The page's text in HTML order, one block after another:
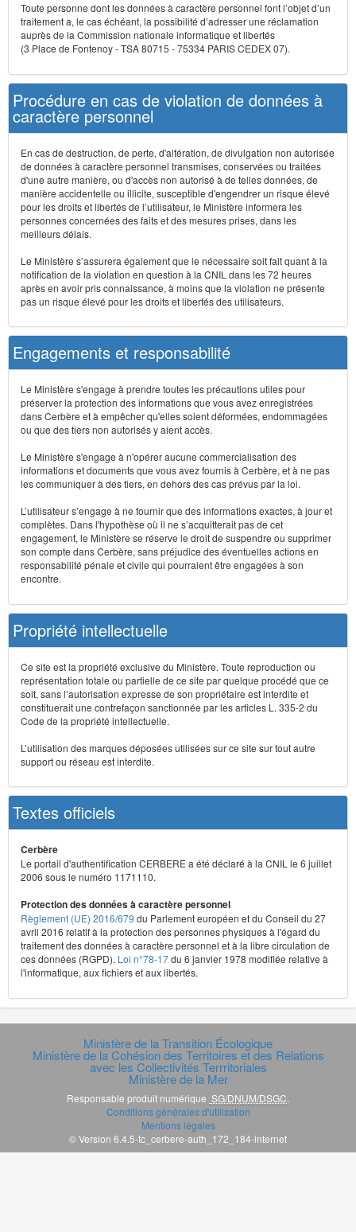
Toute personne dont les données à caractère personnel font l’objet d’un
traitement a, le cas échéant, la possibilité d’adresser une réclamation
auprès de la Commission nationale informatique et libertés
(3 Place de Fontenoy - TSA 80715 - 75334 PARIS CEDEX 07).
Procédure en cas de violation de données à
caractère personnel
En cas de destruction, de perte, d'altération, de divulgation non autorisée
de données à caractère personnel transmises, conservées ou traitées
d'une autre manière, ou d'accès non autorisé à de telles données, de
manière accidentelle ou illicite, susceptible d'engendrer un risque élevé
pour les droits et libertés de l’utilisateur, le Ministère informera les
personnes concernées des faits et des mesures prises, dans les
meilleurs délais.
Le Ministère s’assurera également que le nécessaire soit fait quant à la
notification de la violation en question à la CNIL dans les 72 heures
après en avoir pris connaissance, à moins que la violation ne présente
pas un risque élevé pour les droits et libertés des utilisateurs.
Engagements et responsabilité
Le Ministère s'engage à prendre toutes les précautions utiles pour
préserver la protection des informations que vous avez enregistrées
dans Cerbère et à empêcher qu'elles soient déformées, endommagées
ou que des tiers non autorisés y aient accès.
Le Ministère s'engage à n'opérer aucune commercialisation des
informations et documents que vous avez fournis à Cerbère, et à ne pas
les communiquer à des tiers, en dehors des cas prévus par la loi.
L’utilisateur s’engage à ne fournir que des informations exactes, à jour et
complètes. Dans l'hypothèse où il ne s’acquitterait pas de cet
engagement, le Ministère se réserve le droit de suspendre ou supprimer
son compte dans Cerbère, sans préjudice des éventuelles actions en
responsabilité pénale et civile qui pourraient être engagées à son
encontre.
Propriété intellectuelle
Ce site est la propriété exclusive du Ministère. Toute reproduction ou
représentation totale ou partielle de ce site par quelque procédé que ce
soit, sans l’autorisation expresse de son propriétaire est interdite et
constituerait une contrefaçon sanctionnée par les articles L. 335-2 du
Code de la propriété intellectuelle.
L’utilisation des marques déposées utilisées sur ce site sur tout autre
support ou réseau est interdite.
Textes officiels
Cerbère
Le portail d'authentification CERBERE a été déclaré à la CNIL le 6 juillet
2006 sous le numéro 1171110.
Protection des données à caractère personnel
Règlement (UE) 2016/679 du Parlement européen et du Conseil du 27
avril 2016 relatif à la protection des personnes physiques à l'égard du
traitement des données à caractère personnel et à la libre circulation de
ces données (RGPD). Loi n°78-17du 6 janvier 1978 modifiée relative à
l'informatique, aux fichiers et aux libertés.
Ministère de la Transition Écologique
Ministère de la Cohésion des Territoires et des Relations
avec les Collectivités Terrritoriales
Ministère de la Mer
Responsable produit numérique SG/DNUM/DSGC
Conditions générales d'utilisation
Mentions légales
© Version 6.4.5-tc_cerbere-auth_172_184-internet